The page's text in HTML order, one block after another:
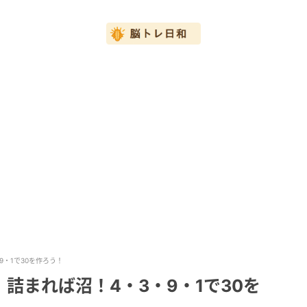
1で30を作ろう！
詰まれば沼！4・3・9・1で30を